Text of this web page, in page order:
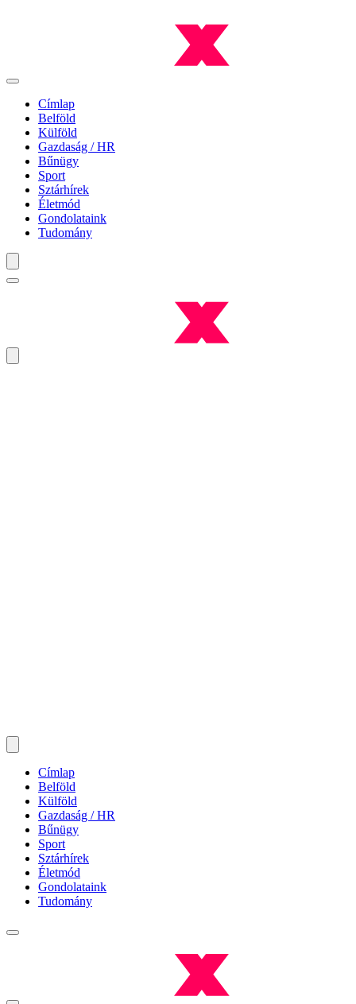
Címlap
Belföld
Külföld
Gazdaság / HR
Bűnügy
Sport
Sztárhírek
Életmód
Gondolataink
Tudomány
Címlap
Belföld
Külföld
Gazdaság / HR
Bűnügy
Sport
Sztárhírek
Életmód
Gondolataink
Tudomány